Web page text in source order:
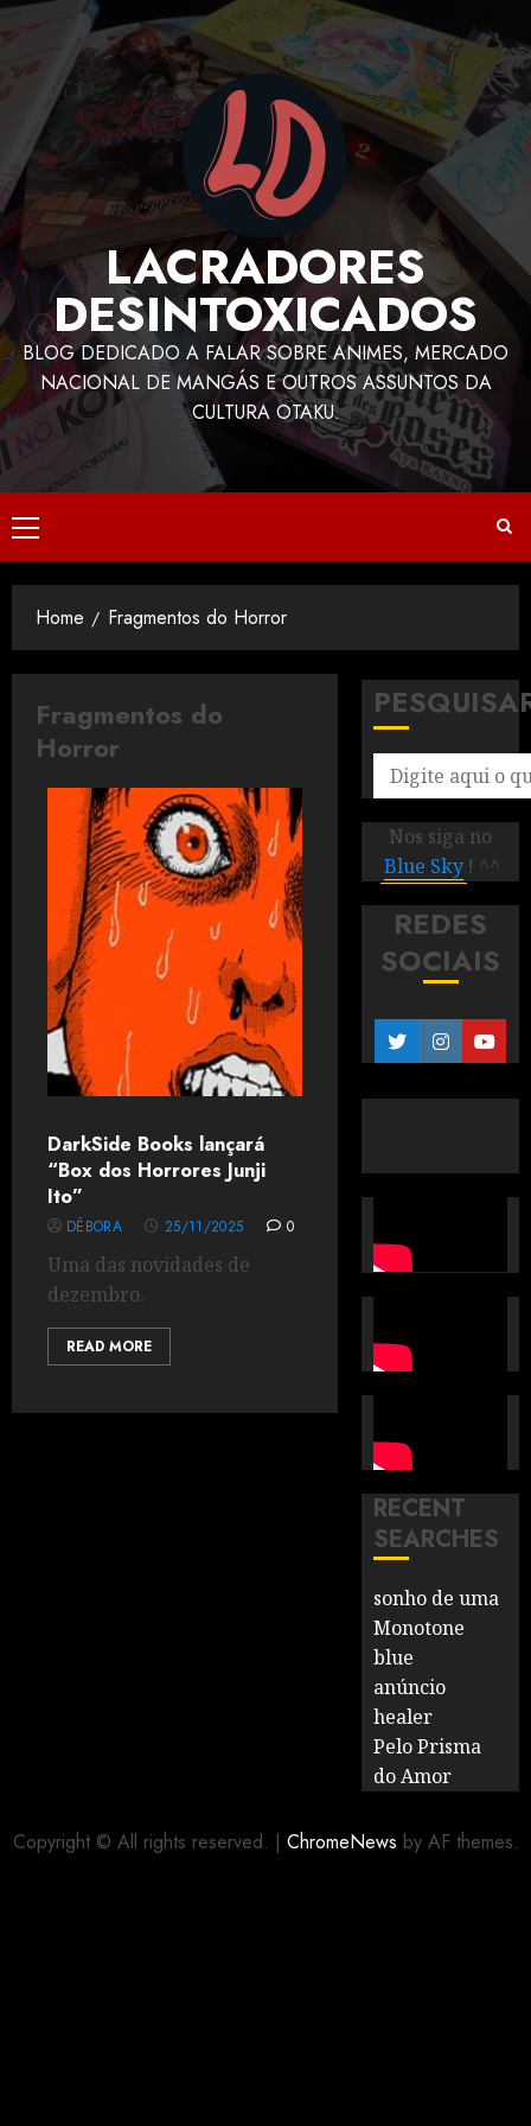
LACRADORES
DESINTOXICADOS
BLOG DEDICADO A FALAR SOBRE ANIMES, MERCADO
NACIONAL DE MANGÁS E OUTROS ASSUNTOS DA
CULTURA OTAKU.
Home Fragmentos do Horror
Fragmentos do
Horror
DarkSide Books lançará
“Box dos Horrores Junji
Ito”
DÉBORA 25/11/2025 0
Uma das novidades de
dezembro.
READ MORE
Nos siga no
Blue Sky ! ^^
REDES
SOCIAIS
RECENT
SEARCHES
sonho de uma
Monotone
blue
anúncio
healer
Pelo Prisma
do Amor
Copyright © All rights reserved. | ChromeNews by AF themes.